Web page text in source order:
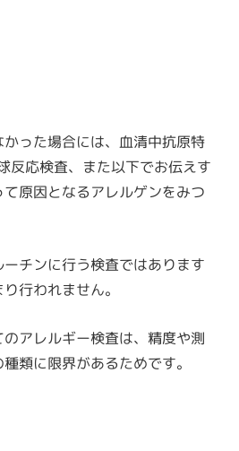
った場合には、血清中抗原特
反応検査、また以下でお伝えす
原因となるアレルゲンをみつ
チンに行う検査ではあります
行われません。
アレルギー検査は、精度や測
類に限界があるためです。